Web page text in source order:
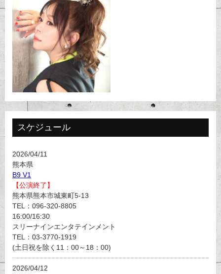
スケジュール
2026/04/11
熊本県
B9 V1
【公演終了】
熊本県熊本市城東町5-13
TEL：096-320-8805
16:00/16:30
スリーナインエンタテインメント
TEL：03-3770-1919
(土日祝を除く11：00～18：00)
2026/04/12